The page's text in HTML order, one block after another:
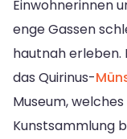
Einwohnerinnen
enge Gassen
hautnah erleben.
das Quirinus-
Museum,
Kunstsammlung